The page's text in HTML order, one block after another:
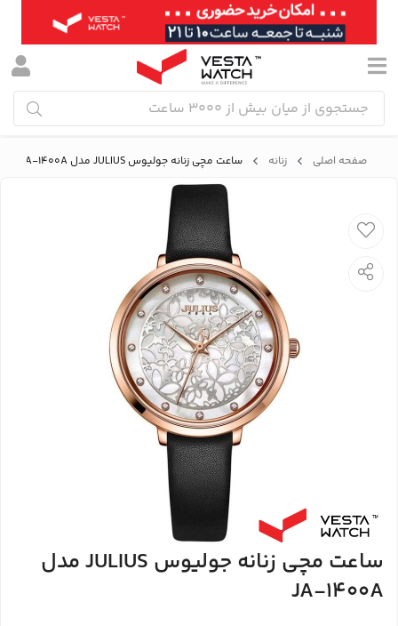
صفحه اصلی زنانه ساعت مچی زنانه جولیوس JULIUS مدل JA-1400A
ساعت مچی زنانه جولیوس JULIUS مدل
JA-1400A